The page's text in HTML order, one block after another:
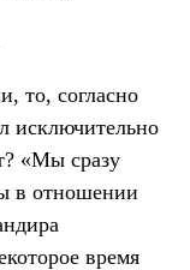
то, согласно
исключительно
«Мы сразу
в отношении
время